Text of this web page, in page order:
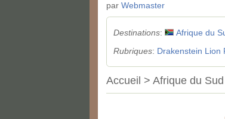
par Webmaster
Destinations: Afrique du
Rubriques: Drakenstein Lion
Accueil > Afrique du Sud